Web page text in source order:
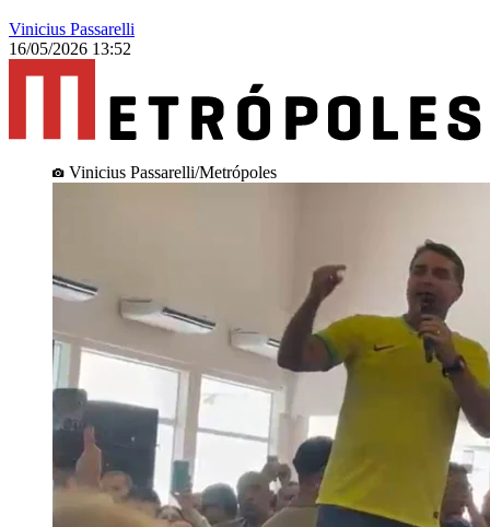
Vinicius Passarelli
16/05/2026 13:52
Vinicius Passarelli/Metrópoles